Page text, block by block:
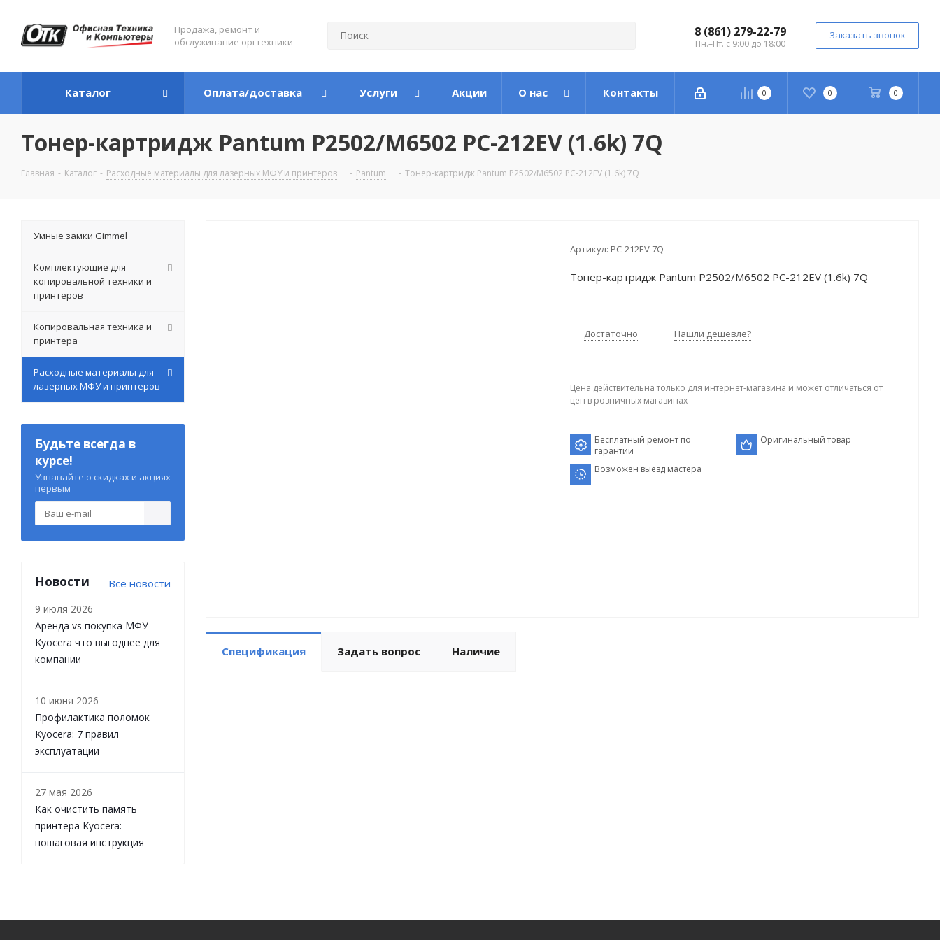
Продажа, ремонт и
обслуживание оргтехники
8 (861) 279-22-79
Пн.–Пт. с 9:00 до 18:00
Заказать звонок
0 0 0
Каталог Оплата/доставка Услуги Акции О нас Контакты
Тонер-картридж Pantum P2502/M6502 PC-212EV (1.6k) 7Q
Главная - Каталог - Расходные материалы для лазерных МФУ и принтеров - Pantum - Тонер-картридж Pantum P2502/M6502 PC-212EV (1.6k) 7Q
Артикул: PC-212EV 7Q
Тонер-картридж Pantum P2502/M6502 PC-212EV (1.6k) 7Q
Достаточно Нашли дешевле?
Цена действительна только для интернет-магазина и может отличаться от
цен в розничных магазинах
Бесплатный ремонт по
гарантии
Оригинальный товар
Возможен выезд мастера
Спецификация Задать вопрос Наличие
Умные замки Gimmel
Комплектующие для
копировальной техники и
принтеров
Копировальная техника и
принтера
Расходные материалы для
лазерных МФУ и принтеров
Будьте всегда в
курсе!
Узнавайте о скидках и акциях
первым
Новости Все новости
9 июля 2026
Аренда vs покупка МФУ
Kyocera что выгоднее для
компании
10 июня 2026
Профилактика поломок
Kyocera: 7 правил
эксплуатации
27 мая 2026
Как очистить память
принтера Kyocera:
пошаговая инструкция